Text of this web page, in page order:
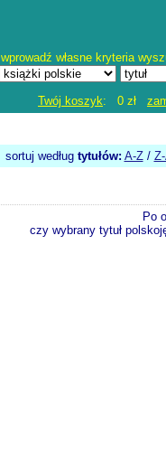
wprowadź własne kryteria
Twój koszyk: 0 zł
sortuj według tytułów: A-Z/
Po
czy wybrany tytuł